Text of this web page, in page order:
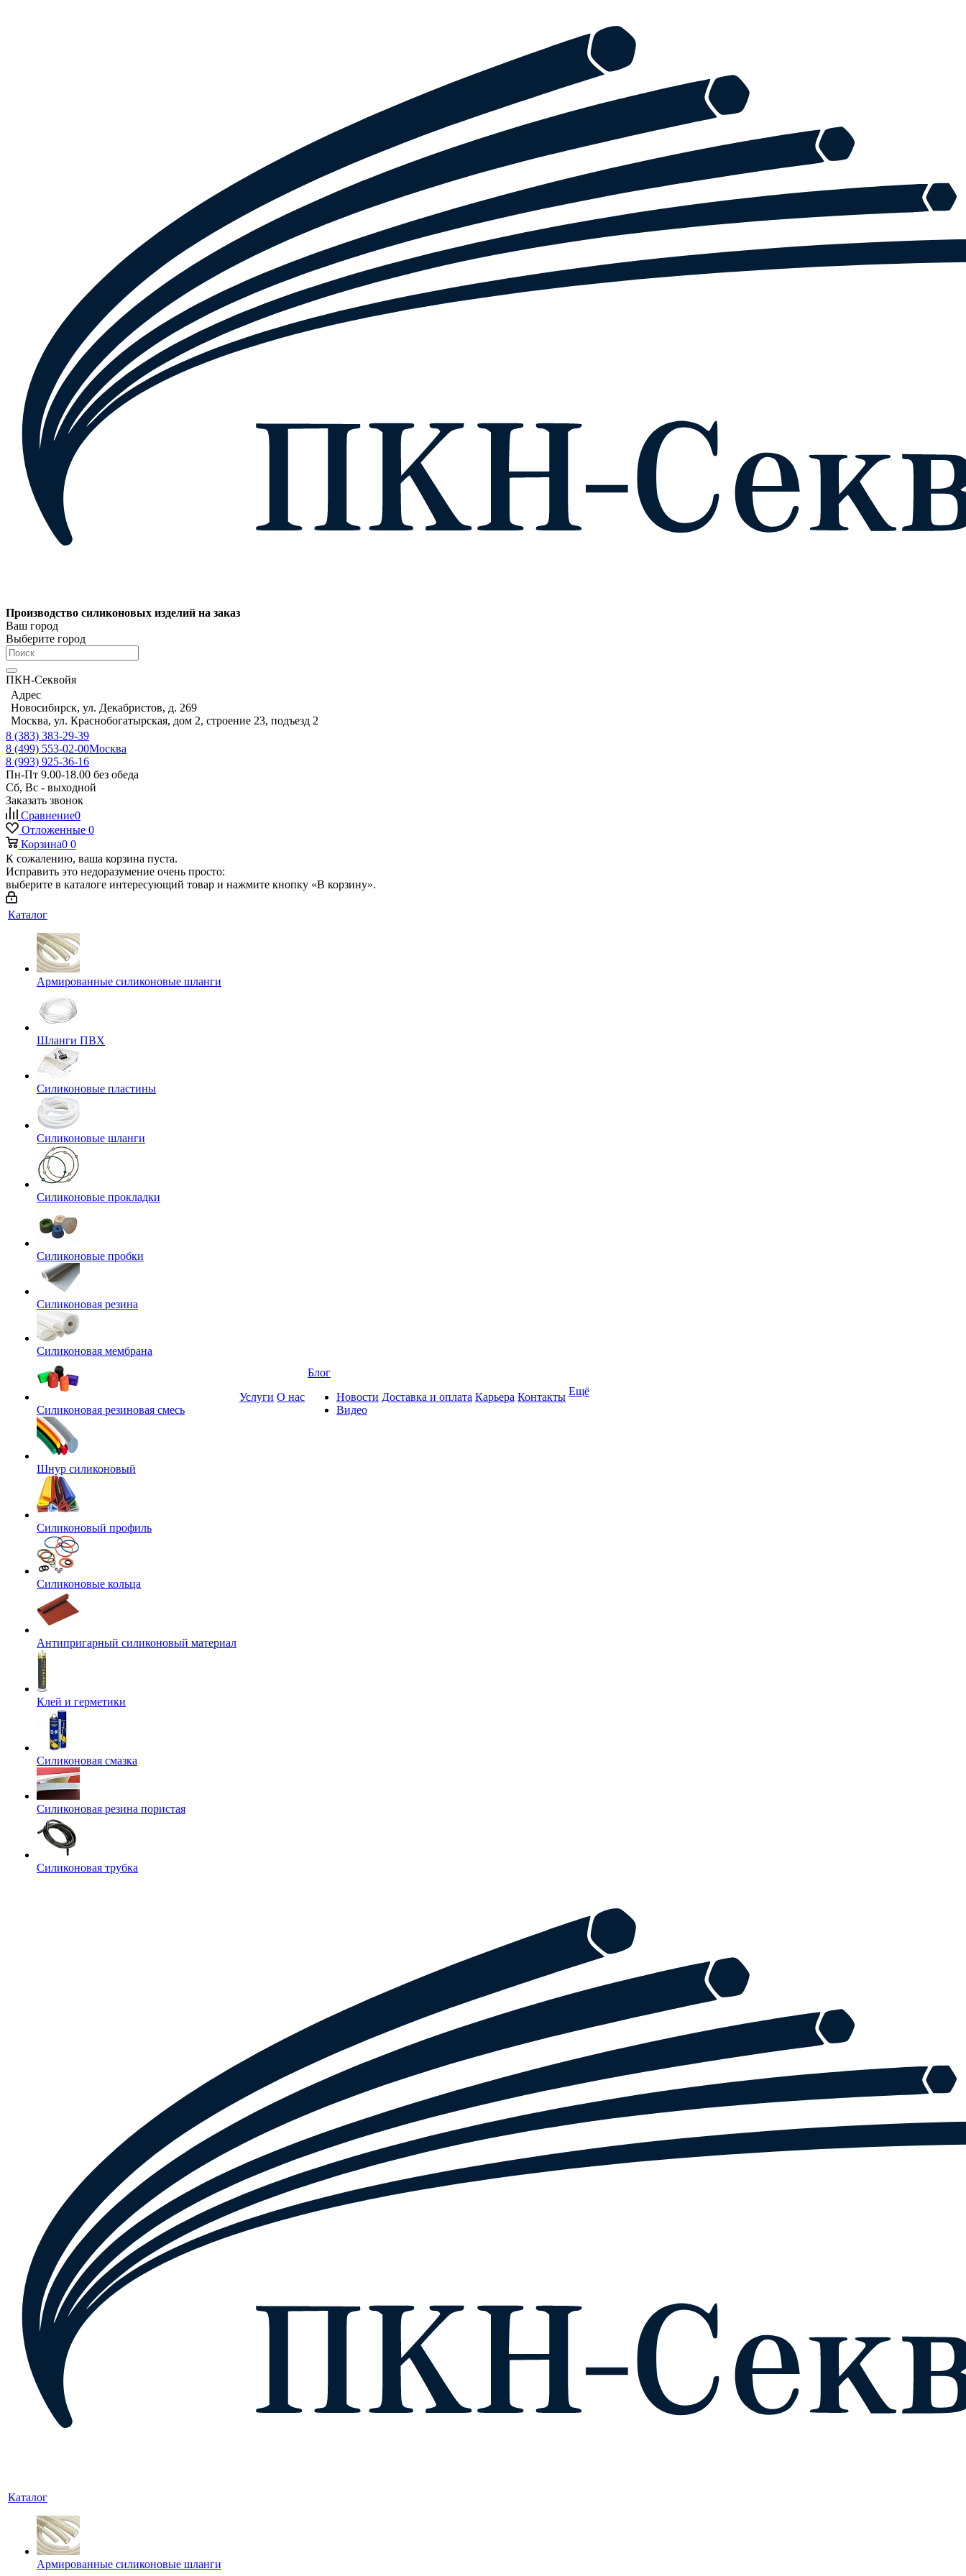
Производство силиконовых изделий на заказ
Ваш город
Выберите город
ПКН-Секвойя
Адрес
Новосибирск, ул. Декабристов, д. 269
Москва, ул. Краснобогатырская, дом 2, строение 23, подъезд 2
8 (383) 383-29-39
8 (499) 553-02-00Москва
8 (993) 925-36-16
Пн-Пт 9.00-18.00 без обеда
Сб, Вс - выходной
Заказать звонок
Сравнение0
Отложенные 0
Корзина0 0
К сожалению, ваша корзина пуста.
Исправить это недоразумение очень просто:
выберите в каталоге интересующий товар и нажмите кнопку «В корзину».
Каталог
Армированные силиконовые шланги
Шланги ПВХ
Силиконовые пластины
Силиконовые шланги
Силиконовые прокладки
Силиконовые пробки
Силиконовая резина
Силиконовая мембрана
Силиконовая резиновая смесь
Шнур силиконовый
Силиконовый профиль
Силиконовые кольца
Антипригарный силиконовый материал
Клей и герметики
Силиконовая смазка
Силиконовая резина пористая
Силиконовая трубка
Услуги О нас
Блог
Новости
Видео
Доставка и оплата Карьера Контакты Ещё
Каталог
Армированные силиконовые шланги